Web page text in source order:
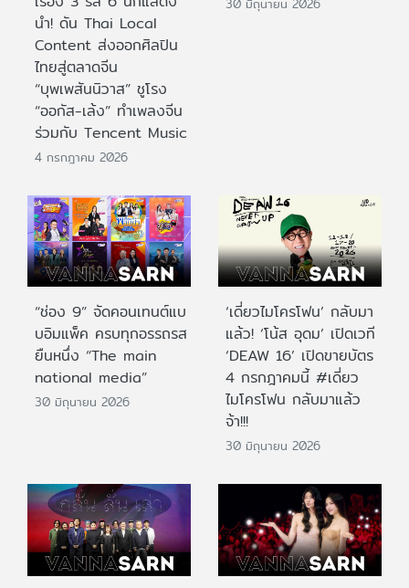
นำ! ดัน Thai Local
Content ส่งออกศิลปิน
ไทยสู่ตลาดจีน
“บุพเพสันนิวาส” ชูโรง
“ออกัส-เล้ง” ทำเพลงจีน
ร่วมกับ Tencent Music
4 กรกฎาคม 2026
“ช่อง 9” จัดคอนเทนต์แบ
บอิมแพ็ค ครบทุกอรรถรส
ยืนหนึ่ง “The main
national media”
30 มิถุนายน 2026
‘เดี่ยวไมโครโฟน’ กลับมา
แล้ว! ‘โน้ส อุดม’ เปิดเวที
‘DEAW 16’ เปิดขายบัตร
4 กรกฎาคมนี้ #เดี่ยว
ไมโครโฟน กลับมาแล้ว
จ้า!!!
30 มิถุนายน 2026